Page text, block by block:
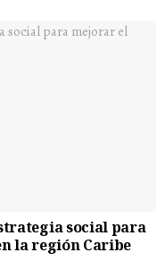
social para
la región Caribe